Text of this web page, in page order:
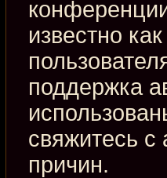
известно
поддержка
свяжитесь
причин.